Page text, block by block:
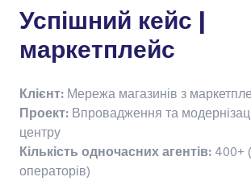
Успішний кейс |
маркетплейс
Клієнт: Мережа магазинів з
Проект: Впровадження та
центру
Кількість одночасних агентів: 400+
операторів)